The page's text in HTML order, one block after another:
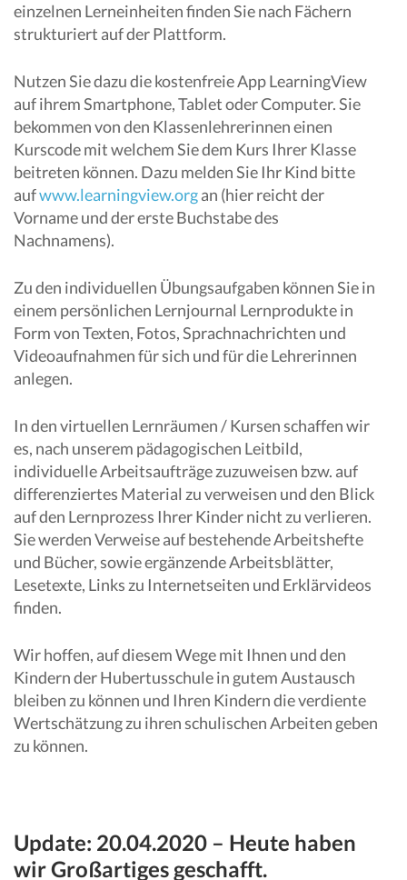
einzelnen Lerneinheiten finden Sie nach Fächern
strukturiert auf der Plattform.
Nutzen Sie dazu die kostenfreie App LearningView
auf ihrem Smartphone, Tablet oder Computer. Sie
bekommen von den Klassenlehrerinnen einen
Kurscode mit welchem Sie dem Kurs Ihrer Klasse
beitreten können. Dazu melden Sie Ihr Kind bitte
aufwww.learningview.organ (hier reicht der
Vorname und der erste Buchstabe des
Nachnamens).
Zu den individuellen Übungsaufgaben können Sie in
einem persönlichen Lernjournal Lernprodukte in
Form von Texten, Fotos, Sprachnachrichten und
Videoaufnahmen für sich und für die Lehrerinnen
anlegen.
In den virtuellen Lernräumen / Kursen schaffen wir
es, nach unserem pädagogischen Leitbild,
individuelle Arbeitsaufträge zuzuweisen bzw. auf
differenziertes Material zu verweisen und den Blick
auf den Lernprozess Ihrer Kinder nicht zu verlieren.
Sie werden Verweise auf bestehende Arbeitshefte
und Bücher, sowie ergänzende Arbeitsblätter,
Lesetexte, Links zu Internetseiten und Erklärvideos
finden.
Wir hoffen, auf diesem Wege mit Ihnen und den
Kindern der Hubertusschule in gutem Austausch
bleiben zu können und Ihren Kindern die verdiente
Wertschätzung zu ihren schulischen Arbeiten geben
zu können.
Update: 20.04.2020 – Heute haben
wir Großartiges geschafft.